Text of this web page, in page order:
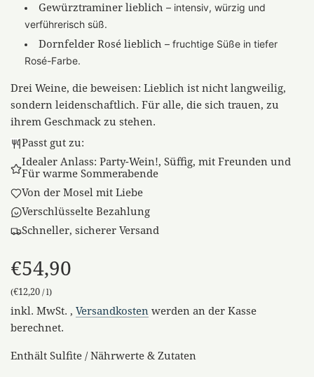
Gewürztraminer lieblich – intensiv, würzig und
verführerisch süß.
Dornfelder Rosé lieblich – fruchtige Süße in tiefer
Rosé-Farbe.
Drei Weine, die beweisen: Lieblich ist nicht langweilig,
sondern leidenschaftlich. Für alle, die sich trauen, zu
ihrem Geschmack zu stehen.
Passt gut zu:
Idealer Anlass: Party-Wein!, Süffig, mit Freunden und
Für warme Sommerabende
Von der Mosel mit Liebe
Verschlüsselte Bezahlung
Schneller, sicherer Versand
Sonderpreis
Regulärer
Preis
€54,90
(€12,20 / l)
inkl. MwSt. , Versandkosten werden an der Kasse
berechnet.
Enthält Sulfite / Nährwerte & Zutaten